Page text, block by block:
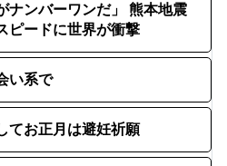
ナンバーワンだ」 熊本地震
ピードに世界が衝撃
い系で
てお正月は避妊祈願